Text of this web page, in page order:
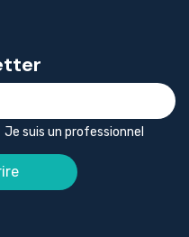
Je suis un professionnel